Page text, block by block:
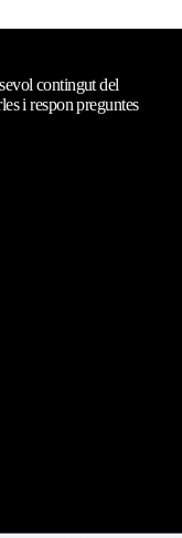
contingut del
i respon preguntes